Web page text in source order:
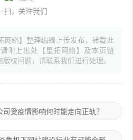
扫，关注我们
网络】整理编辑上传发布，转载此
附上出处【星拓网络】及本页链
权问题，请联系我们进行处理。
司受疫情影响何时能走向正轨？